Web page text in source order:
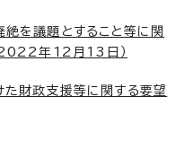
を議題とすること等に関
2022年12月13日）
財政支援等に関する要望